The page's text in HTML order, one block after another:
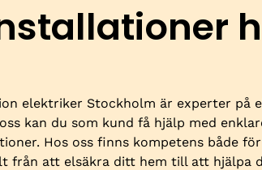
elektriker Stockholm är experter på
kan du som kund få hjälp med
Hos oss finns kompetens både
från att elsäkra ditt hem till att hjälpa